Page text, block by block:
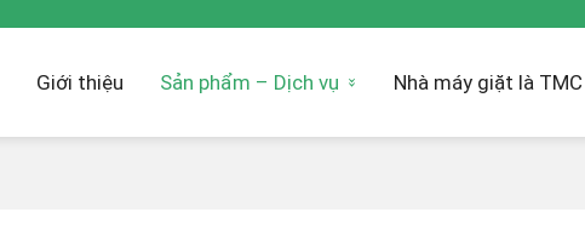
Giới thiệu Sản phẩm – Dịch vụ Nhà máy giặt là TMC